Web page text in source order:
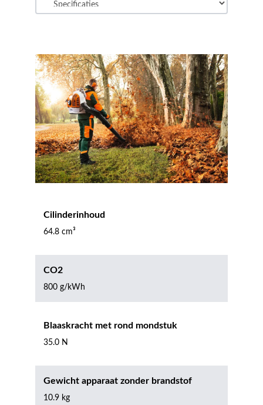
Cilinderinhoud
64.8 cm³
CO2
800 g/kWh
Blaaskracht met rond mondstuk
35.0 N
Gewicht apparaat zonder brandstof
10.9 kg